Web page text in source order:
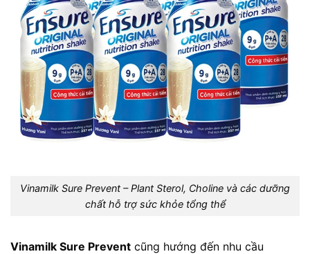
Vinamilk Sure Prevent – Plant Sterol, Choline và các dưỡng
chất hỗ trợ sức khỏe tổng thể
Vinamilk Sure Prevent cũng hướng đến nhu cầu